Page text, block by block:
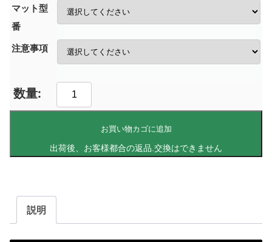
マット型
番
注意事項
お買い物カゴに追加
説明